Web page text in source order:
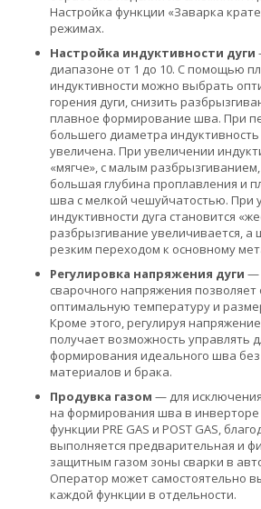
Настройка функции «Заварка
режимах.
Настройка индуктивности дуги
диапазоне от 1 до 10. С помощью
индуктивности можно выбрать
горения дуги, снизить
плавное формирование шва. При
большего диаметра
увеличена. При увеличении
«мягче», с малым
большая глубина проплавления и
шва с мелкой чешуйчатостью. При
индуктивности дуга становится
разбрызгивание увеличивается, а
резким переходом к основному
Регулировка напряжения дуги —
сварочного напряжения позволяет
оптимальную температуру и
Кроме этого, регулируя
получает возможность управлять
формирования идеального шва
материалов и брака.
Продувка газом — для
на формирования шва в
функции PRE GAS и POST GAS,
выполняется предварительная и
защитным газом зоны сварки в
Оператор может самостоятельно
каждой функции в отдельности.